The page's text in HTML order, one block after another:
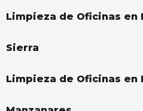
Limpieza de Oficinas en
Sierra
Limpieza de Oficinas en